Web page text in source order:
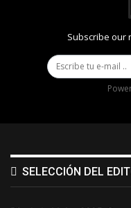
Subscribe our
SELECCIÓN DEL